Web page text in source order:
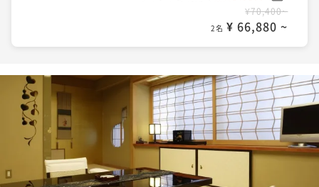
¥70,400~
2名 ¥ 66,880 ~